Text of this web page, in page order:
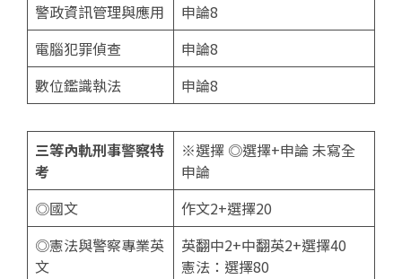
警政資訊管理與應用
申論8
電腦犯罪偵查
申論8
數位鑑識執法
申論8
三等內軌刑事警察特
考
※選擇 ◎選擇+申論 未寫全
申論
◎國文
作文2+選擇20
◎憲法與警察專業英
文
英翻中2+中翻英2+選擇40
憲法：選擇80